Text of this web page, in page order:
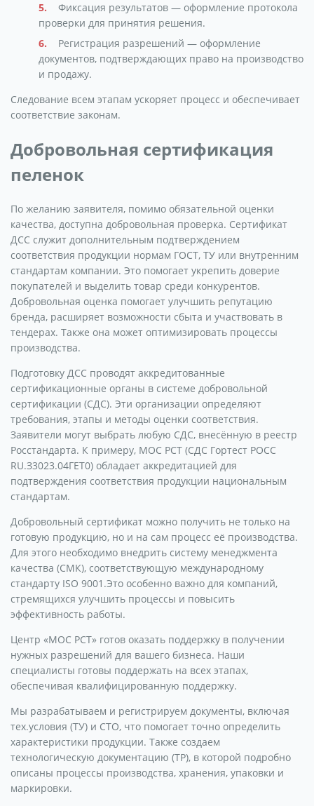
Фиксация результатов — оформление протокола
проверки для принятия решения.
Регистрация разрешений — оформление
документов, подтверждающих право на производство
и продажу.
Следование всем этапам ускоряет процесс и обеспечивает
соответствие законам.
Добровольная сертификация
пеленок
По желанию заявителя, помимо обязательной оценки
качества, доступна добровольная проверка. Сертификат
ДСС служит дополнительным подтверждением
соответствия продукции нормам ГОСТ, ТУ или внутренним
стандартам компании. Это помогает укрепить доверие
покупателей и выделить товар среди конкурентов.
Добровольная оценка помогает улучшить репутацию
бренда, расширяет возможности сбыта и участвовать в
тендерах. Также она может оптимизировать процессы
производства.
Подготовку ДСС проводят аккредитованные
сертификационные органы в системе добровольной
сертификации (СДС). Эти организации определяют
требования, этапы и методы оценки соответствия.
Заявители могут выбрать любую СДС, внесённую в реестр
Росстандарта. К примеру, МОС РСТ (СДС Гортест РОСС
RU.З3023.04ГЕТ0) обладает аккредитацией для
подтверждения соответствия продукции национальным
стандартам.
Добровольный сертификат можно получить не только на
готовую продукцию, но и на сам процесс её производства.
Для этого необходимо внедрить систему менеджмента
качества (СМК), соответствующую международному
стандарту ISO 9001.Это особенно важно для компаний,
стремящихся улучшить процессы и повысить
эффективность работы.
Центр «МОС РСТ» готов оказать поддержку в получении
нужных разрешений для вашего бизнеса. Наши
специалисты готовы поддержать на всех этапах,
обеспечивая квалифицированную поддержку.
Мы разрабатываем и регистрируем документы, включая
тех.условия (ТУ) и СТО, что помогает точно определить
характеристики продукции. Также создаем
технологическую документацию (ТР), в которой подробно
описаны процессы производства, хранения, упаковки и
маркировки.